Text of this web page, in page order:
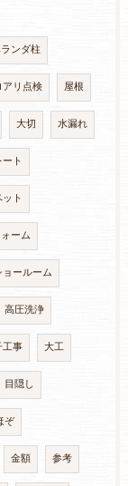
ンダ柱
アリ点検 屋根
大切 水漏れ
ト
ト
ーム
ョールーム
高圧洗浄
事 大工
目隠し
ぞ
金額 参考